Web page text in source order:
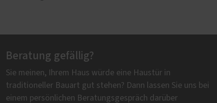
Beratung gefällig?
Sie meinen, Ihrem Haus würde eine Haustür in
traditioneller Bauart gut stehen? Dann lassen Sie uns bei
einem persönlichen Beratungsgespräch darüber